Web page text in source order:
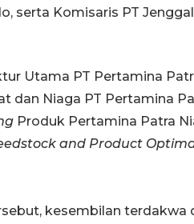
serta Komisaris PT
Utama PT Pertamina
dan Niaga PT Pertamina
Produk Pertamina Patra
and Product
kesembilan